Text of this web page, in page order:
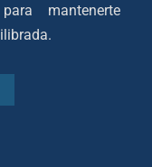
mantenerte